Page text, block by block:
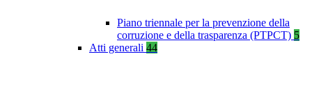
Piano triennale per la prevenzione della
corruzione e della trasparenza (PTPCT) 5
Atti generali 44